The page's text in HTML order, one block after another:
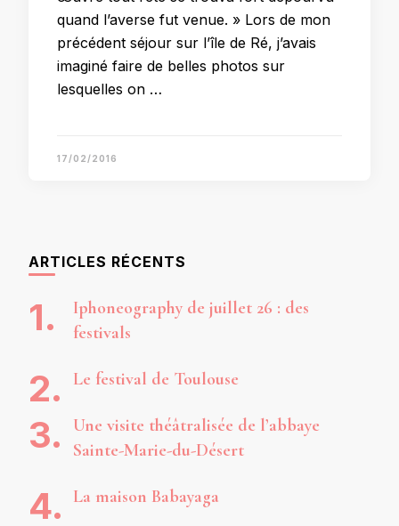
quand l’averse fut venue. » Lors de mon
précédent séjour sur l’île de Ré, j’avais
imaginé faire de belles photos sur
lesquelles on …
17/02/2016
ARTICLES RÉCENTS
Iphoneography de juillet 26 : des
festivals
Le festival de Toulouse
Une visite théâtralisée de l’abbaye
Sainte-Marie-du-Désert
La maison Babayaga